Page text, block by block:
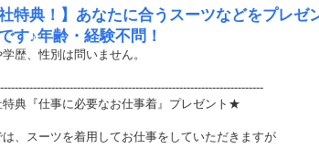
特典！】あなたに合うスーツなどをプレ
す♪年齢・経験不問！
歴、性別は問いません。
典『仕事に必要なお仕事着』プレゼント★
は、スーツを着用してお仕事をしていただきますが